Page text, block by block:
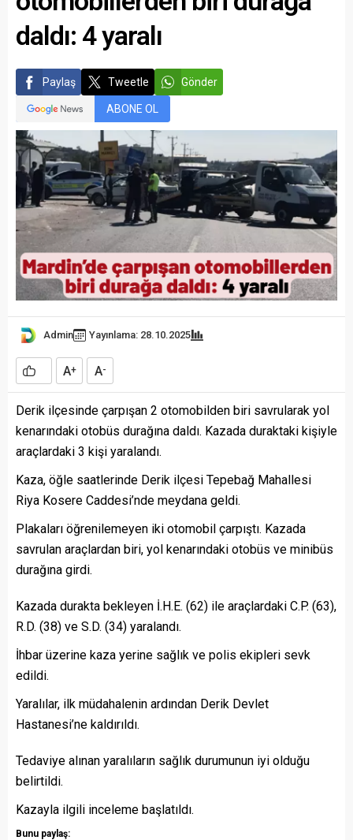
daldı: 4 yaralı
Paylaş Tweetle Gönder
ABONE OL
Admin Yayınlama: 28.10.2025
A+ A-
Derik ilçesinde çarpışan 2 otomobilden biri savrularak yol
kenarındaki otobüs durağına daldı. Kazada duraktaki kişiyle
araçlardaki 3 kişi yaralandı.
Kaza, öğle saatlerinde Derik ilçesi Tepebağ Mahallesi
Riya Kosere Caddesi’nde meydana geldi.
Plakaları öğrenilemeyen iki otomobil çarpıştı. Kazada
savrulan araçlardan biri, yol kenarındaki otobüs ve minibüs
durağına girdi.
Kazada durakta bekleyen İ.H.E. (62) ile araçlardaki C.P. (63),
R.D. (38) ve S.D. (34) yaralandı.
İhbar üzerine kaza yerine sağlık ve polis ekipleri sevk
edildi.
Yaralılar, ilk müdahalenin ardından Derik Devlet
Hastanesi’ne kaldırıldı.
Tedaviye alınan yaralıların sağlık durumunun iyi olduğu
belirtildi.
Kazayla ilgili inceleme başlatıldı.
Bunu paylaş: